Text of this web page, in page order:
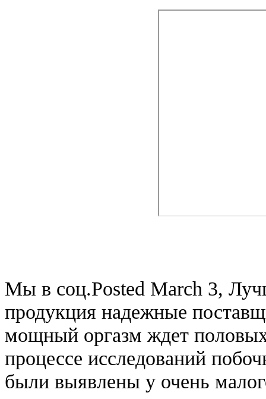
Мы в соц.Posted March 3,
продукция надежные
мощный оргазм ждет
процессе исследований
были выявлены у очень